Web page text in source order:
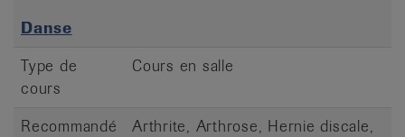
Danse
Type de
cours
Cours en salle
Recommandé
Arthrite, Arthrose, Hernie discale,